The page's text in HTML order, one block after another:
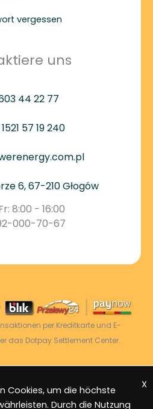
vergessen
uns
44 22 77
1521 57 19 240
6, 67-210 Głogów
8:00 - 16:00
000-70-67
per Kreditkarte und E-
das Dotpay Settlement Center.
Alle Rechte vorbehalten
Cookies, um die höchste
Durch die Nutzung
X